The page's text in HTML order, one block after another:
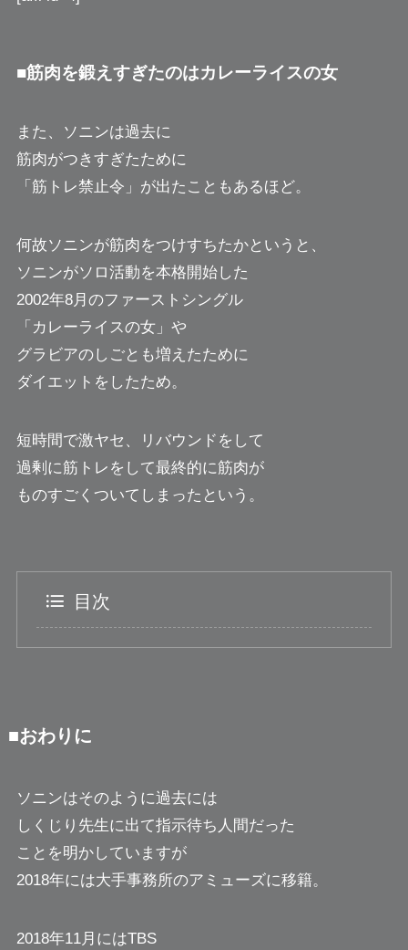
■筋肉を鍛えすぎたのはカレーライスの女
また、ソニンは過去に
筋肉がつきすぎたために
「筋トレ禁止令」が出たこともあるほど。
何故ソニンが筋肉をつけすちたかというと、
ソニンがソロ活動を本格開始した
2002年8月のファーストシングル
「カレーライスの女」や
グラビアのしごとも増えたために
ダイエットをしたため。
短時間で激ヤセ、リバウンドをして
過剰に筋トレをして最終的に筋肉が
ものすごくついてしまったという。
目次
■おわりに
ソニンはそのように過去には
しくじり先生に出て指示待ち人間だった
ことを明かしていますが
2018年には大手事務所のアミューズに移籍。
2018年11月にはTBS